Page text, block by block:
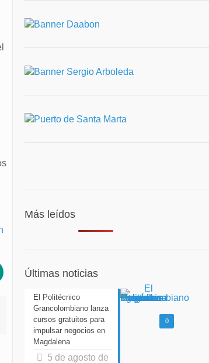
Más leídos
Últimas noticias
0
El Politécnico
Grancolombiano lanza
cursos gratuitos para
impulsar negocios en
Magdalena
5 de agosto de